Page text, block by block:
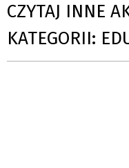
CZYTAJ INNE
KATEGORII: